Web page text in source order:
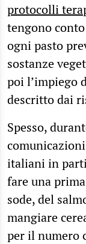
protocolli
tengono
ogni pasto
sostanze
poi l’impiego
descritto dai
Spesso,
italiani in
fare una
sode, del
mangiare
per il numero